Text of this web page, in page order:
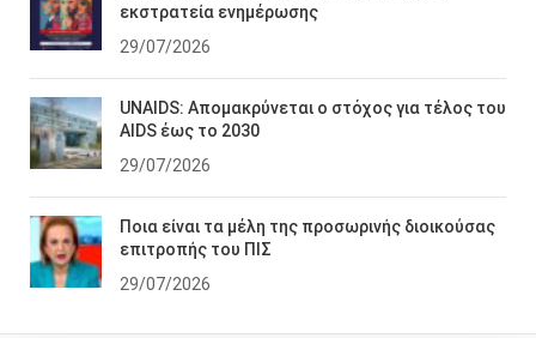
εκστρατεία ενημέρωσης
29/07/2026
UNAIDS: Απομακρύνεται ο στόχος για τέλος του
AIDS έως το 2030
29/07/2026
Ποια είναι τα μέλη της προσωρινής διοικούσας
επιτροπής του ΠΙΣ
29/07/2026